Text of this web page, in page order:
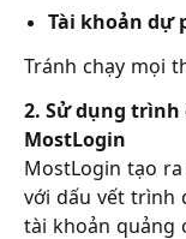
Tài khoản dự
Tránh chạy mọi
2. Sử dụng
MostLogin
MostLogin tạo ra
với dấu vết trình
tài khoản quảng